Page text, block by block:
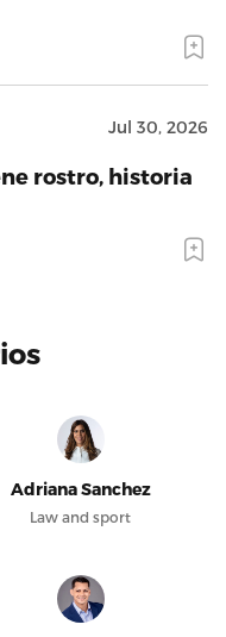
Jul 30, 2026
rostro, historia
Adriana Sanchez
Law and sport